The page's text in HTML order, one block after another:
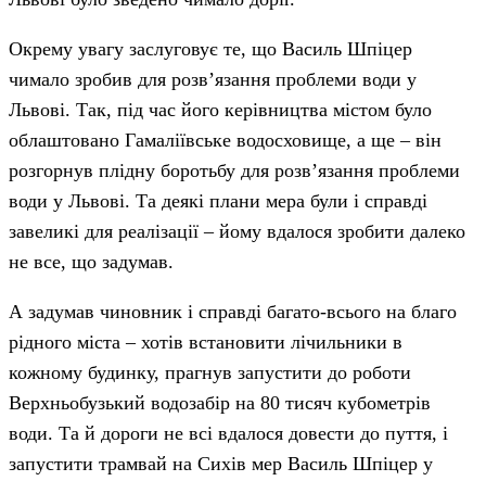
Окрему увагу заслуговує те, що Василь Шпіцер
чимало зробив для розв’язання проблеми води у
Львові. Так, під час його керівництва містом було
облаштовано Гамаліївське водосховище, а ще – він
розгорнув плідну боротьбу для розв’язання проблеми
води у Львові. Та деякі плани мера були і справді
завеликі для реалізації – йому вдалося зробити далеко
не все, що задумав.
А задумав чиновник і справді багато-всього на благо
рідного міста – хотів встановити лічильники в
кожному будинку, прагнув запустити до роботи
Верхньобузький водозабір на 80 тисяч кубометрів
води. Та й дороги не всі вдалося довести до пуття, і
запустити трамвай на Сихів мер Василь Шпіцер у